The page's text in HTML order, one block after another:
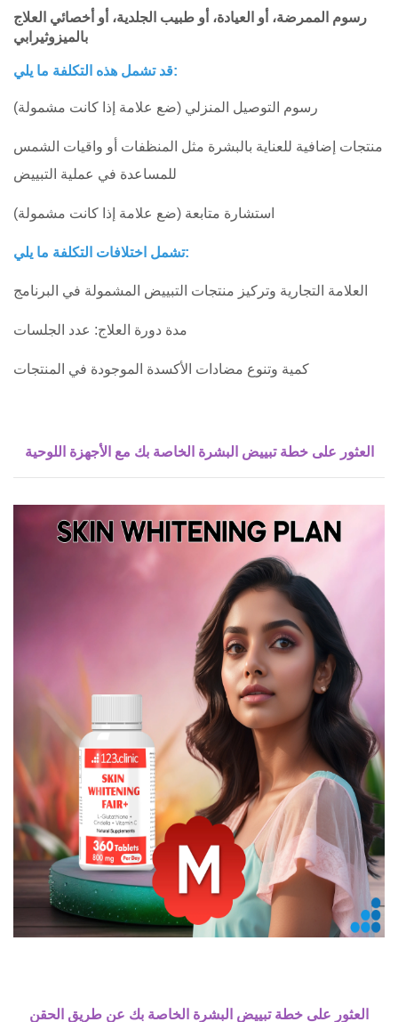
رسوم الممرضة، أو العيادة، أو طبيب الجلدية، أو أخصائي العلاج
بالميزوثيرابي
قد تشمل هذه التكلفة ما يلي:
رسوم التوصيل المنزلي (ضع علامة إذا كانت مشمولة)
منتجات إضافية للعناية بالبشرة مثل المنظفات أو واقيات الشمس
للمساعدة في عملية التبييض
استشارة متابعة (ضع علامة إذا كانت مشمولة)
تشمل اختلافات التكلفة ما يلي:
العلامة التجارية وتركيز منتجات التبييض المشمولة في البرنامج
مدة دورة العلاج: عدد الجلسات
كمية وتنوع مضادات الأكسدة الموجودة في المنتجات
العثور على خطة تبييض البشرة الخاصة بك مع الأجهزة اللوحية
العثور على خطة تبييض البشرة الخاصة بك عن طريق الحقن